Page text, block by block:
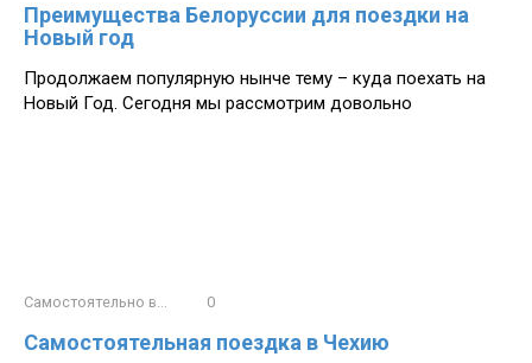
Преимущества Белоруссии для поездки на
Новый год
Продолжаем популярную нынче тему – куда поехать на
Новый Год. Сегодня мы рассмотрим довольно
Самостоятельно в... 0
Самостоятельная поездка в Чехию